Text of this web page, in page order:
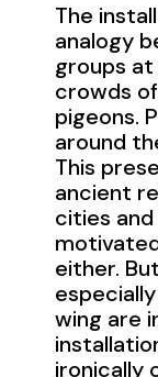
The
analogy
groups
crowds
pigeons.
around
This
ancient
cities
either.
wing are
ironically